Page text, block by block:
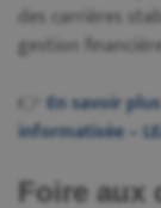
des carrières
gestion
👉 En savoir
informatisée –
Foire aux